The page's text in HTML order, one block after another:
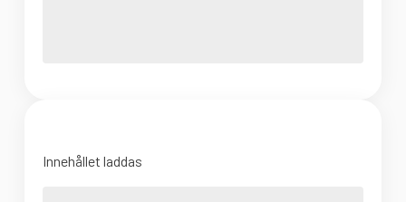
Innehållet laddas